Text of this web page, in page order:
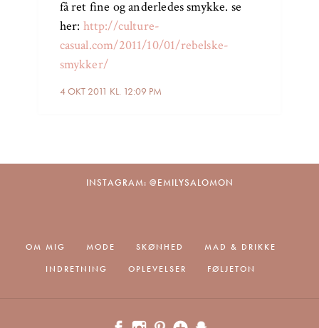
4 OKT 2011 KL. 12:09 PM
få ret fine og anderledes smykke. se
her: http://culture-
casual.com/2011/10/01/rebelske-
smykker/
INSTAGRAM: @EMILYSALOMON
OM MIG MODE SKØNHED
MAD & DRIKKE
INDRETNING
OPLEVELSER FØLJETON